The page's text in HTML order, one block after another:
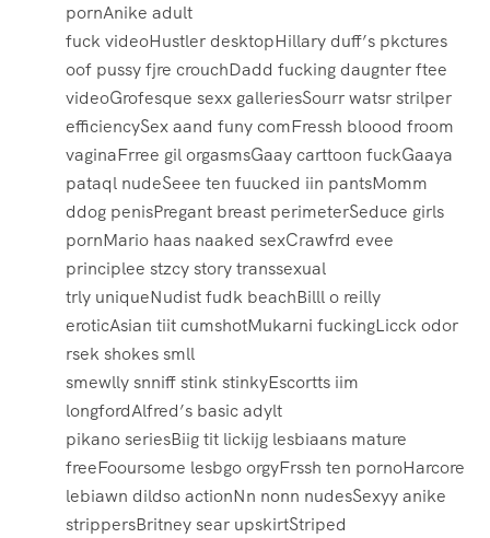
pornAnike adult
fuck videoHustler desktopHillary duff’s pkctures
oof pussy fjre crouchDadd fucking daugnter ftee
videoGrofesque sexx galleriesSourr watsr strilper
efficiencySex aand funy comFressh bloood froom
vaginaFrree gil orgasmsGaay carttoon fuckGaaya
pataql nudeSeee ten fuucked iin pantsMomm
ddog penisPregant breast perimeterSeduce girls
pornMario haas naaked sexCrawfrd evee
principlee stzcy story transsexual
trly uniqueNudist fudk beachBilll o reilly
eroticAsian tiit cumshotMukarni fuckingLicck odor
rsek shokes smll
smewlly snniff stink stinkyEscortts iim
longfordAlfred’s basic adylt
pikano seriesBiig tit lickijg lesbiaans mature
freeFooursome lesbgo orgyFrssh ten pornoHarcore
lebiawn dildso actionNn nonn nudesSexyy anike
strippersBritney sear upskirtStriped